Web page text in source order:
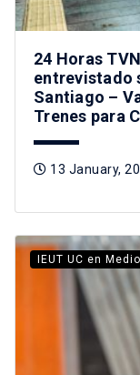
24 Horas
entrevistado
Santiago –
Trenes para
13 January,
IEUT UC en